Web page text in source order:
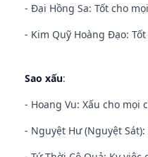
- Đại Hồng Sa: Tốt cho
- Kim Quỹ Hoàng Đạo:
Sao xấu:
- Hoang Vu: Xấu cho mọi
- Nguyệt Hư (Nguyệt